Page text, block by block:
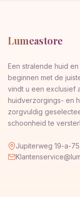
Lumeastore
Een stralende huid
beginnen met de
vindt u een exclusief
huidverzorgings- en
zorgvuldig
schoonheid te
Jupiterweg 19-a-